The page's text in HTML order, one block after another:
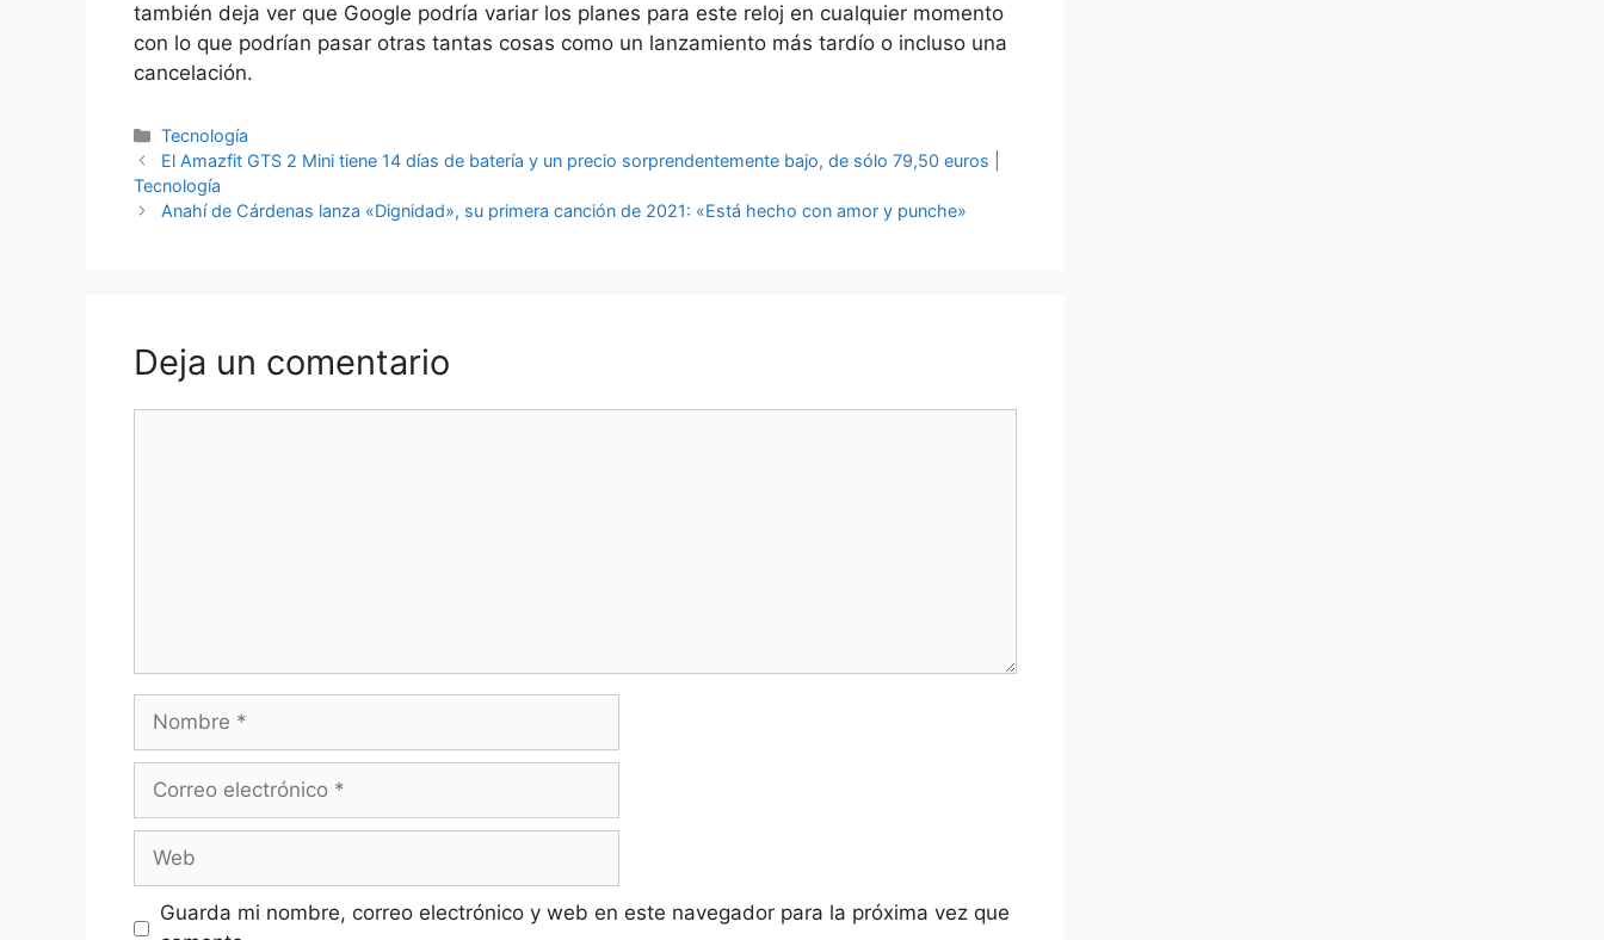
también deja ver que Google podría variar los planes para este reloj en cualquier momento
con lo que podrían pasar otras tantas cosas como un lanzamiento más tardío o incluso una
cancelación.
Categorías
Tecnología
El Amazfit GTS 2 Mini tiene 14 días de batería y un precio sorprendentemente bajo, de sólo 79,50 euros |
Tecnología
Anahí de Cárdenas lanza «Dignidad», su primera canción de 2021: «Está hecho con amor y punche»
Deja un comentario
Nombre
Correo
Web
Guarda mi nombre, correo electrónico y web en este navegador para la próxima vez que